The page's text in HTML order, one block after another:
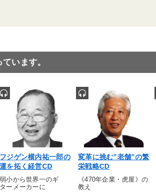
います。
フジゲン横内祐一郎の
運を拓く経営CD
弱小から世界一のギ
ターメーカーに
変革に挑む”老舗”の繁
栄戦略CD
《470年企業・虎屋》の
教え